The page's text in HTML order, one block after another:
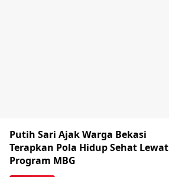
Putih Sari Ajak Warga Bekasi
Terapkan Pola Hidup Sehat Lewat
Program MBG